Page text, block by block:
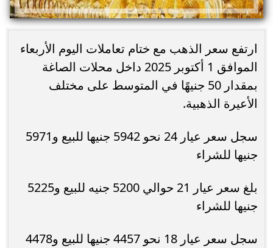
ارتفع سعر الذهب مع ختام تعاملات اليوم الأربعاء
الموافق 1 أكتوبر 2025 داخل محلات الصاغة
بمقدار 50 جنيهًا في المتوسط على مختلف
الأعيرة الذهبية.
سجل سعر عيار 24 نحو 5942 جنيها للبيع و5971
جنيها للشراء
بلغ سعر عيار 21 حوالي 5200 جنيه للبيع و5225
جنيها للشراء
سجل سعر عيار 18 نحو 4457 جنيها للبيع و4478